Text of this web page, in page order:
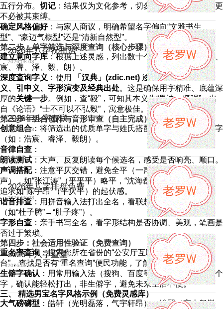
五行分布。 切记 ：结果仅为文化参考，切勿迷信其简单断语，更
不必被其束缚。
确定风格偏好：与家人商议，明确希望名字偏向“文雅书生
型”、“豪迈气概型”还是“清新自然型”。
第二步：单字筛选与深度查询（核心步骤）
建立意向字库 ：根据上述灵感，列出数十个意向单字（如：浩、
宸、睿、泽、毅、朗）。
深度查询字义 ：使用 「汉典」(zdic.net) 逐一查询每个字的本
义、引申义、字形演变及经典出处。这是确保用字精准、底蕴深
厚的关键一步。例如，查“毅”，可知其本义为“果决、坚强”，出
自《论语》“士不可以不弘毅”，寓意极佳。
第三步：组合创作与音形审查（自主完成）
创意组合：将筛选出的优质单字与姓氏搭配，形成多个候选名字
（如：浩宸、睿泽、毅朗）。
音律自查 ：
朗读测试 ：大声、反复朗读每个候选名，感受是否响亮、顺口。
声调搭配：注意平仄交错，避免全平（一声）或全仄（三、四
声），如“张江涛”（平平平）略平，“沈海磊”（仄仄仄）略拗，
追求如“陈宇昂”（平仄平）的起伏感。
谐音排查：用拼音输入法打出全名，看联想词有无不雅谐音
（如“杜子腾”→“肚子疼”）。
字形自查 ：亲手书写全名，看字形结构是否协调、美观，笔画是
否过于繁琐。
第四步：社会适用性验证（免费查询）
重名率查询 ：搜索您所在省份的“公安厅互联网+政务服务平
台”，查找是否有“重名查询”便民功能，了解名字的普遍程度。
生僻字确认 ：用常用输入法（搜狗、百度等）输入名字中的每个
字，确认能轻松打出，非生僻字，避免未来生活不便。
三、 精选男宝名字风格示例（免费灵感库）
大气磅礴型 ：皓轩（光明磊落，气宇轩昂）、峻熙（高山般巍
2026年八字祝福语
2026-08-03
2026年八字春联
2026-08-03
2026年八字排盘免费
2026-08-03
2026年八字重量
2026-08-03